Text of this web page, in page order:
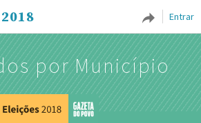
Entrar
por Município